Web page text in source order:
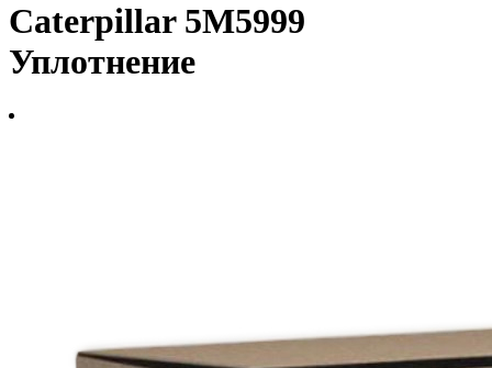
Caterpillar 5M5999
Уплотнение